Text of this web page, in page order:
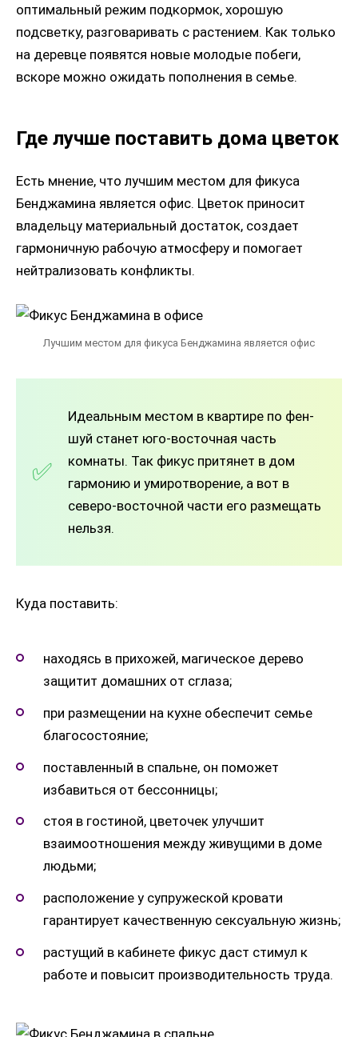
оптимальный режим подкормок, хорошую
подсветку, разговаривать с растением. Как только
на деревце появятся новые молодые побеги,
вскоре можно ожидать пополнения в семье.
Где лучше поставить дома цветок
Есть мнение, что лучшим местом для фикуса
Бенджамина является офис. Цветок приносит
владельцу материальный достаток, создает
гармоничную рабочую атмосферу и помогает
нейтрализовать конфликты.
Лучшим местом для фикуса Бенджамина является офис
Идеальным местом в квартире по фен-
шуй станет юго-восточная часть
комнаты. Так фикус притянет в дом
гармонию и умиротворение, а вот в
северо-восточной части его размещать
нельзя.
Куда поставить:
находясь в прихожей, магическое дерево
защитит домашних от сглаза;
при размещении на кухне обеспечит семье
благосостояние;
поставленный в спальне, он поможет
избавиться от бессонницы;
стоя в гостиной, цветочек улучшит
взаимоотношения между живущими в доме
людьми;
расположение у супружеской кровати
гарантирует качественную сексуальную жизнь;
растущий в кабинете фикус даст стимул к
работе и повысит производительность труда.